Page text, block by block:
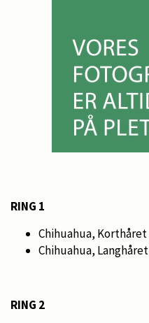
RING 1
Chihuahua, Korthåret
Chihuahua, Langhåret
RING 2